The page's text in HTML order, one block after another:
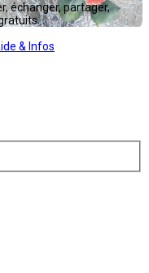
échanger, partager,
& Infos